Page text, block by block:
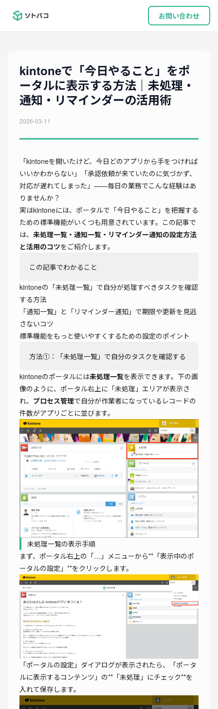
お問い合わせ
kintoneで「今日やること」をポ
ータルに表示する方法｜未処理・
通知・リマインダーの活用術
2026-03-11
「kintoneを開いたけど、今日どのアプリから手をつければ
いいかわからない」「承認依頼が来ていたのに気づかず、
対応が遅れてしまった」——毎日の業務でこんな経験はあ
りませんか？
実はkintoneには、ポータルで「今日やること」を把握する
ための標準機能がいくつも用意されています。この記事で
は、 未処理一覧・通知一覧・リマインダー通知の設定方法
と活用のコツをご紹介します。
この記事でわかること
kintoneの「未処理一覧」で自分が処理すべきタスクを確認
する方法
「通知一覧」と「リマインダー通知」で期限や更新を見逃
さないコツ
標準機能をもっと使いやすくするための設定のポイント
方法①：「未処理一覧」で自分のタスクを確認する
kintoneのポータルには未処理一覧を表示できます。下の画
像のように、ポータル右上に「未処理」エリアが表示さ
れ、 プロセス管理で自分が作業者になっているレコードの
件数がアプリごとに並びます。
未処理一覧の表示手順
まず、ポータル右上の「…」メニューから**「表示中のポ
ータルの設定」**をクリックします。
「ポータルの設定」ダイアログが表示されたら、「ポータ
ルに表示するコンテンツ」の**「未処理」にチェック**を
入れて保存します。